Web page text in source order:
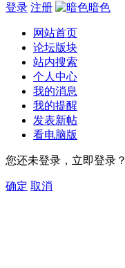
登录 注册 暗色
网站首页
论坛版块
站内搜索
个人中心
我的消息
我的提醒
发表新帖
看电脑版
您还未登录，立即登录？
确定 取消